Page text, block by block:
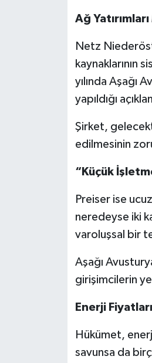
Ağ
Netz
kaynaklarının
yılında Aşağı
yapıldığı
Şirket,
edilmesinin
“Küçük
Preiser ise
neredeyse iki
varoluşsal bir
Aşağı
girişimcilerin
Enerji
Hükümet,
savunsa da